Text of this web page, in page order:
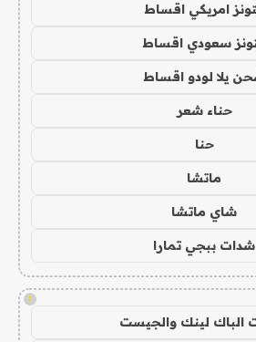
امريكي اقساط
سعودي اقساط
يلا لودو اقساط
حناء شعر
حنا
ماتشا
شاي ماتشا
شدات ببجي تمارا
!
الباك لينك والجيست